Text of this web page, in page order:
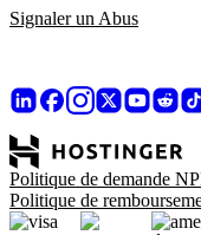
Signaler un Abus
Politique de demande
Politique de